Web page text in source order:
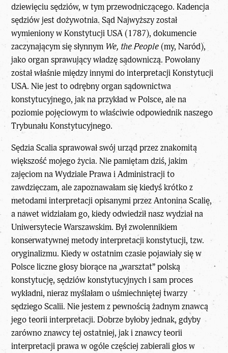
dziewięciu sędziów, w tym przewodniczącego. Kadencja
sędziów jest dożywotnia. Sąd Najwyższy został
wymieniony w Konstytucji USA (1787), dokumencie
zaczynającym się słynnym We, the People(my, Naród),
jako organ sprawujący władzę sądowniczą. Powołany
został właśnie między innymi do interpretacji Konstytucji
USA. Nie jest to odrębny organ sądownictwa
konstytucyjnego, jak na przykład w Polsce, ale na
poziomie pojęciowym to właściwie odpowiednik naszego
Trybunału Konstytucyjnego.
Sędzia Scalia sprawował swój urząd przez znakomitą
większość mojego życia. Nie pamiętam dziś, jakim
zajęciom na Wydziale Prawa i Administracji to
zawdzięczam, ale zapoznawałam się kiedyś krótko z
metodami interpretacji opisanymi przez Antonina Scalię,
a nawet widziałam go, kiedy odwiedził nasz wydział na
Uniwersytecie Warszawskim. Był zwolennikiem
konserwatywnej metody interpretacji konstytucji, tzw.
oryginalizmu. Kiedy w ostatnim czasie pojawiały się w
Polsce liczne głosy biorące na „warsztat” polską
konstytucję, sędziów konstytucyjnych i sam proces
wykładni, nieraz myślałam o uśmiechniętej twarzy
sędziego Scalii. Nie jestem z pewnością żadnym znawcą
jego teorii interpretacji. Dobrze byłoby jednak, gdyby
zarówno znawcy tej ostatniej, jak i znawcy teorii
interpretacji prawa w ogóle częściej zabierali głos w